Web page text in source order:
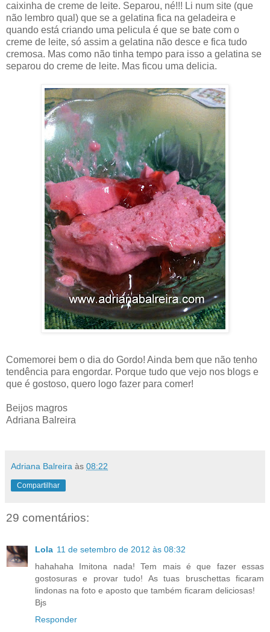
caixinha de creme de leite. Separou, né!!! Li num site (que
não lembro qual) que se a gelatina fica na geladeira e
quando está criando uma pelicula é que se bate com o
creme de leite, só assim a gelatina não desce e fica tudo
cremosa. Mas como não tinha tempo para isso a gelatina se
separou do creme de leite. Mas ficou uma delicia.
Comemorei bem o dia do Gordo! Ainda bem que não tenho
tendência para engordar. Porque tudo que vejo nos blogs e
que é gostoso, quero logo fazer para comer!
Beijos magros
Adriana Balreira
Adriana Balreira às 08:22
Compartilhar
29 comentários:
Lola 11 de setembro de 2012 às 08:32
hahahaha Imitona nada! Tem mais é que fazer essas
gostosuras e provar tudo! As tuas bruschettas ficaram
lindonas na foto e aposto que também ficaram deliciosas!
Bjs
Responder